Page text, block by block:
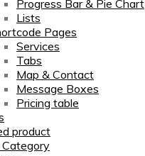
Progress Bar & Pie Chart
Lists
Pages
Services
Tabs
Map & Contact
Message Boxes
Pricing table
product